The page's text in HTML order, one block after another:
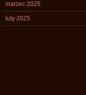
marzec 2025
luty 2025